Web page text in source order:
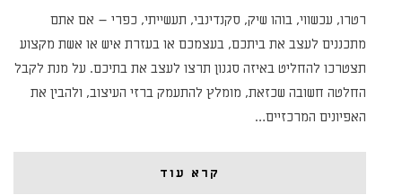
רטרו, עכשווי, בוהו שיק, סקנדינבי, תעשייתי, כפרי – אם אתם
מתכננים לעצב את ביתכם, בעצמכם או בעזרת איש או אשת מקצוע
תצטרכו להחליט באיזה סגנון תרצו לעצב את בתיכם. על מנת לקבל
החלטה חשובה שכזאת, מומלץ להתעמק ברזי העיצוב, ולהבין את
האפיונים המרכזיים…
קרא עוד